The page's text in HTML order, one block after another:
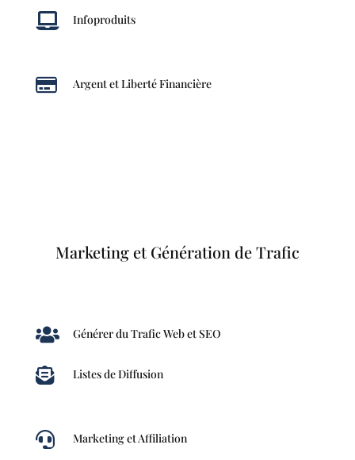
 Infoproduits
 Argent et Liberté Financière
Marketing et Génération de Trafic
 Générer du Trafic Web et SEO
 Listes de Diffusion
 Marketing et Affiliation